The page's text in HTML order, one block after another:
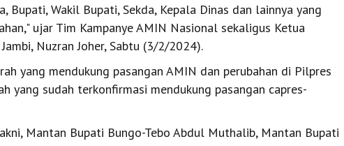
Bupati, Wakil Bupati, Sekda, Kepala Dinas dan lainnya yang
ujar Tim Kampanye AMIN Nasional sekaligus Ketua
Nuzran Joher, Sabtu (3/2/2024).
yang mendukung pasangan AMIN dan perubahan di Pilpres
yang sudah terkonfirmasi mendukung pasangan capres-
Mantan Bupati Bungo-Tebo Abdul Muthalib, Mantan Bupati